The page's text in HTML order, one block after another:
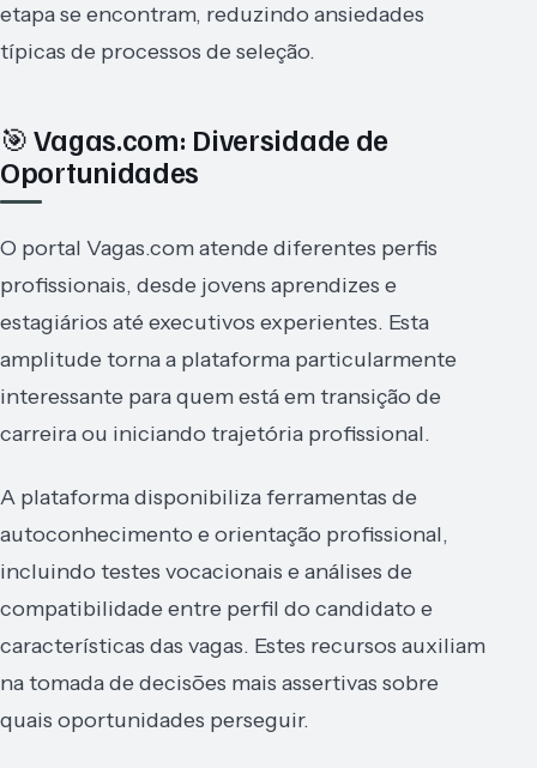
etapa se encontram, reduzindo ansiedades
típicas de processos de seleção.
🎯 Vagas.com: Diversidade de
Oportunidades
O portal Vagas.com atende diferentes perfis
profissionais, desde jovens aprendizes e
estagiários até executivos experientes. Esta
amplitude torna a plataforma particularmente
interessante para quem está em transição de
carreira ou iniciando trajetória profissional.
A plataforma disponibiliza ferramentas de
autoconhecimento e orientação profissional,
incluindo testes vocacionais e análises de
compatibilidade entre perfil do candidato e
características das vagas. Estes recursos auxiliam
na tomada de decisões mais assertivas sobre
quais oportunidades perseguir.